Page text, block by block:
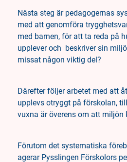
Nästa steg är pedagogernas
med att genomföra
med barnen, för att ta reda på
upplever och beskriver sin
missat någon viktig del?
Därefter följer arbetet med att
upplevs otryggt på förskolan,
vuxna är överens om att miljön
Förutom det systematiska
agerar Pysslingen Förskolors